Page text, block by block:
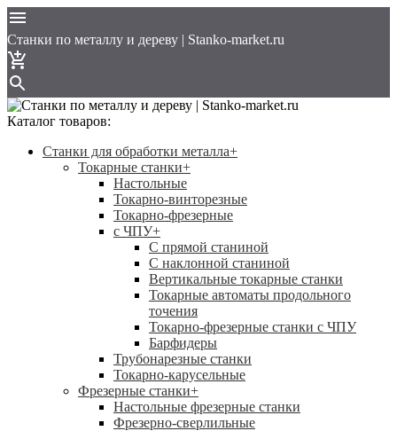
Cтанки по металлу и дереву | Stanko-market.ru
Каталог товаров:
Станки для обработки металла+
Токарные станки+
Настольные
Токарно-винторезные
Токарно-фрезерные
с ЧПУ+
С прямой станиной
C наклонной станиной
Вертикальные токарные станки
Токарные автоматы продольного
точения
Токарно-фрезерные станки с ЧПУ
Барфидеры
Трубонарезные станки
Токарно-карусельные
Фрезерные станки+
Настольные фрезерные станки
Фрезерно-сверлильные